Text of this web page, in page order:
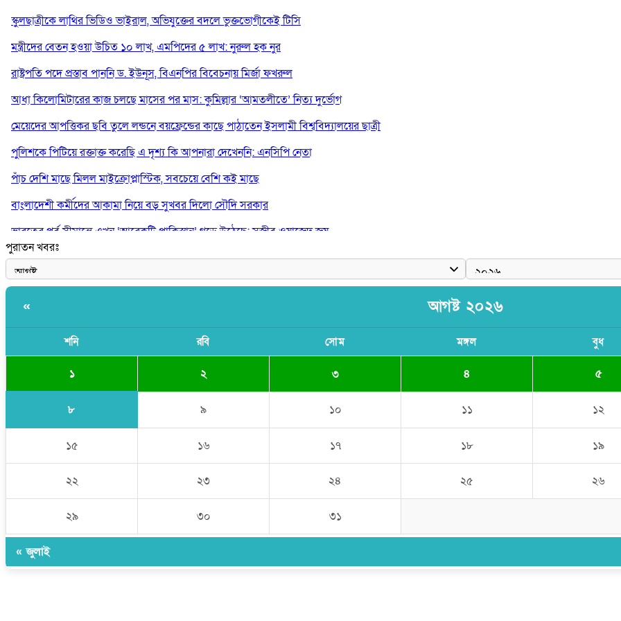
স্কুলছাত্রীকে লাথির ভিডিও ভাইরাল, অভিযুক্তের বদলে ভুক্তভোগীকেই টিসি
মন্ত্রীদের বেতন হওয়া উচিত ১০ লাখ, এমপিদের ৫ লাখ: নুরুল হক নুর
রাষ্ট্রপতি পদে প্রস্তাব পাননি ড. ইউনূস, বিএনপির বিবেচনায় মির্জা ফখরুল
আধা কিলোমিটারের কাজ চলছে মাসের পর মাস: কুমিল্লার ‘আমতলীতে’ নিত্য দুর্ভোগ
মেয়েদের আপত্তিকর ছবি তুলে লন্ডনে বয়ফ্রেন্ডের কাছে পাঠাতেন ইসলামী বিশ্ববিদ্যালয়ের ছাত্রী
পুলিশকে পিটিয়ে রক্তাক্ত করেছি এ দৃশ্য কি আপনারা দেখেননি: এনসিপি নেতা
পাঁচ দেশি মাছে মিলল মাইক্রোপ্লাস্টিক, সবচেয়ে বেশি কই মাছে
বাংলাদেশী কর্মীদের আকামা নিয়ে বড় সুখবর দিলো সৌদি সরকার
ভারতের পূর্ব সীমান্তে এখন ‘আরেকটি পাকিস্তান’ গড়ে উঠেছে: সজীব ওয়াজেদ জয়
সাকিব আল হাসানের বাড়িতে আগুন, পেট্রলবোমা বিস্ফোরণ
পুরাতন খবরঃ
« আগষ্ট ২০২৬
শনি রবি সোম মঙ্গল বুধ
১ ২ ৩ ৪ ৫
৮ ৯ ১০ ১১ ১২
১৫ ১৬ ১৭ ১৮ ১৯
২২ ২৩ ২৪ ২৫ ২৬
২৯ ৩০ ৩১
« জুলাই